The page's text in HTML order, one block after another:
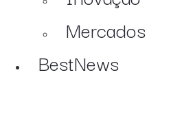
Mercados
BestNews